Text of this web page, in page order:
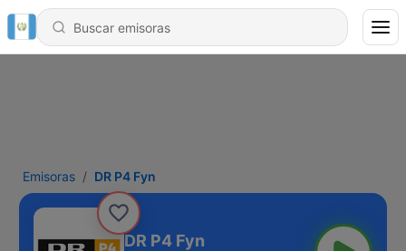
Emisoras DR P4 Fyn
DR P4 Fyn